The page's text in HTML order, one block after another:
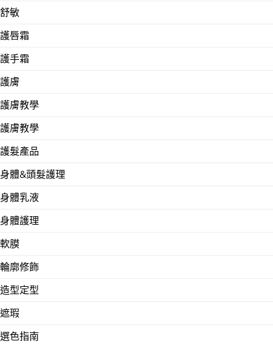
舒敏
護唇霜
護手霜
護膚
護膚教學
護膚教學
護髮產品
身體&頭髮護理
身體乳液
身體護理
軟膜
輪廓修飾
造型定型
遮瑕
選色指南